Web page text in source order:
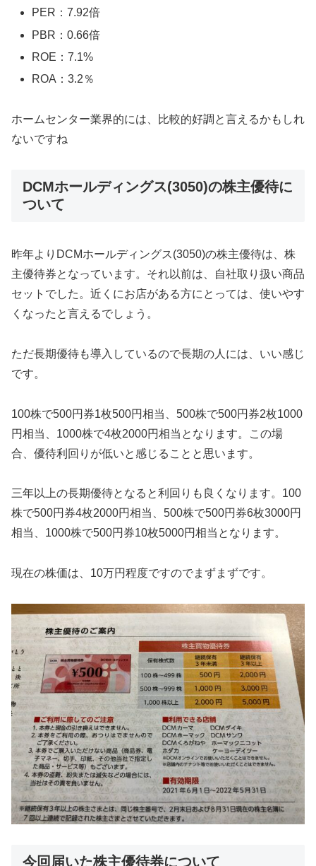
PER：7.92倍
PBR：0.66倍
ROE：7.1%
ROA：3.2％
ホームセンター業界的には、比較的好調と言えるかもしれ
ないですね
DCMホールディングス(3050)の株主優待に
ついて
昨年よりDCMホールディングス(3050)の株主優待は、株
主優待券となっています。それ以前は、自社取り扱い商品
セットでした。近くにお店がある方にとっては、使いやす
くなったと言えるでしょう。
ただ長期優待も導入しているので長期の人には、いい感じ
です。
100株で500円券1枚500円相当、500株で500円券2枚1000
円相当、1000株で4枚2000円相当となります。この場
合、優待利回りが低いと感じることと思います。
三年以上の長期優待となると利回りも良くなります。100
株で500円券4枚2000円相当、500株で500円券6枚3000円
相当、1000株で500円券10枚5000円相当となります。
現在の株価は、10万円程度ですのでまずまずです。
今回届いた株主優待券について